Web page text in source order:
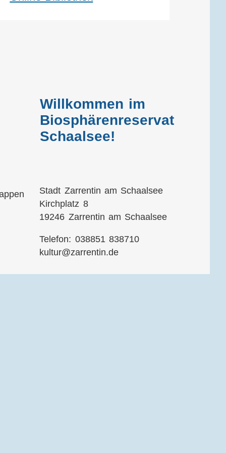
Willkommen im
Biosphärenreservat
Schaalsee!
Stadt Zarrentin am Schaalsee
Kirchplatz 8
19246 Zarrentin am Schaalsee
Telefon: 038851 838710
kultur@zarrentin.de